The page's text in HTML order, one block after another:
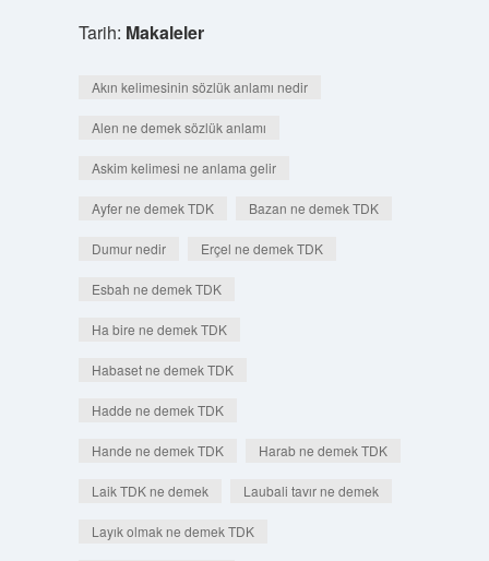
Tarih: Makaleler
Akın kelimesinin sözlük anlamı nedir
Alen ne demek sözlük anlamı
Askim kelimesi ne anlama gelir
Ayfer ne demek TDK Bazan ne demek TDK
Dumur nedir Erçel ne demek TDK
Esbah ne demek TDK
Ha bire ne demek TDK
Habaset ne demek TDK
Hadde ne demek TDK
Hande ne demek TDK Harab ne demek TDK
Laik TDK ne demek Laubali tavır ne demek
Layık olmak ne demek TDK